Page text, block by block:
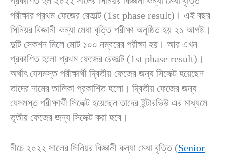
পরীক্ষার প্রথম ফেজের রেজাল্ট (1st phase result)। এই বছর
সিনিয়র বিজ্ঞানী কন্যা মেধা বৃত্তি পরীক্ষা অনুষ্ঠিত হয় ২১ আগষ্ট।
দুটি সেকশন মিলে মোট ১০০ নম্বরের পরীক্ষা হয়। আর এখন
প্রকাশিত হলো প্রথম ফেজের রেজাল্ট (1st phase result)।
অর্থাৎ যেসমস্ত পরীক্ষার্থী দ্বিতীয় ফেজের জন্য সিলেক্ট হয়েছেন
তাদের নামের তালিকা প্রকাশিত হলো। দ্বিতীয় ফেজের জন্য
যেসমস্ত পরীক্ষার্থী সিলেক্ট হয়েছেন তাদের ইন্টারভিউ এর মাধ্যমে
তৃতীয় ফেজের জন্য সিলেক্ট করা হবে।
নীচে ২০২২ সালের সিনিয়র বিজ্ঞানী কন্যা মেধা বৃত্তি (Senior